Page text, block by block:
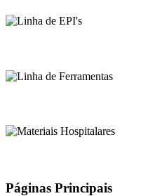
Páginas Principais